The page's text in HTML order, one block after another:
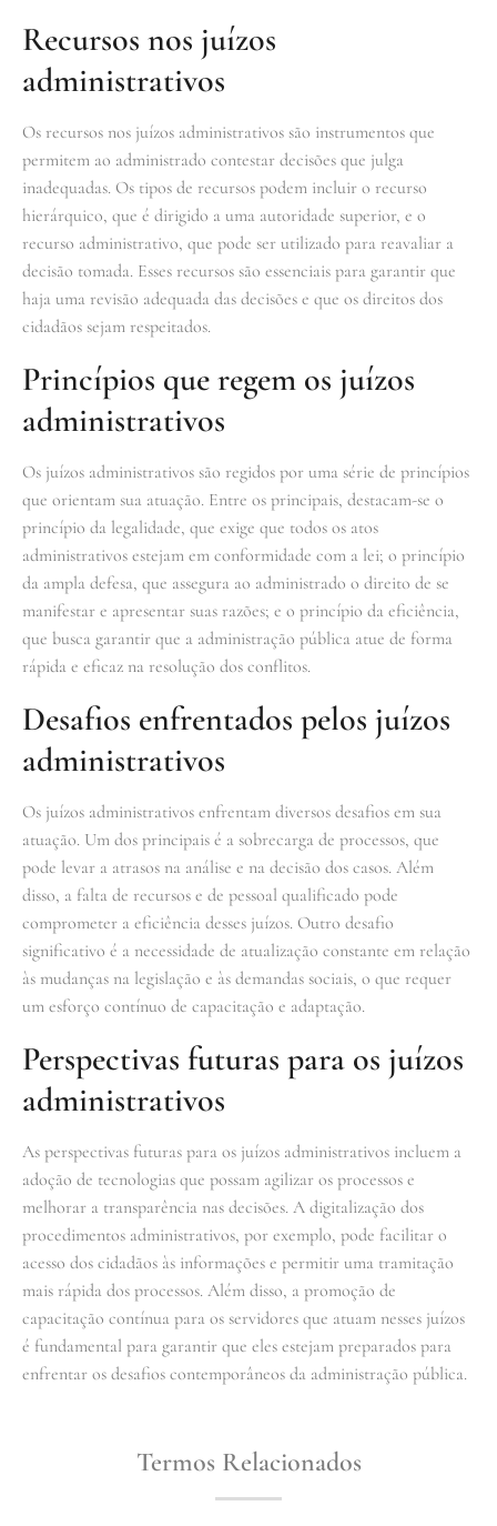
Recursos nos juízos
administrativos
Os recursos nos juízos administrativos são instrumentos que
permitem ao administrado contestar decisões que julga
inadequadas. Os tipos de recursos podem incluir o recurso
hierárquico, que é dirigido a uma autoridade superior, e o
recurso administrativo, que pode ser utilizado para reavaliar a
decisão tomada. Esses recursos são essenciais para garantir que
haja uma revisão adequada das decisões e que os direitos dos
cidadãos sejam respeitados.
Princípios que regem os juízos
administrativos
Os juízos administrativos são regidos por uma série de princípios
que orientam sua atuação. Entre os principais, destacam-se o
princípio da legalidade, que exige que todos os atos
administrativos estejam em conformidade com a lei; o princípio
da ampla defesa, que assegura ao administrado o direito de se
manifestar e apresentar suas razões; e o princípio da eficiência,
que busca garantir que a administração pública atue de forma
rápida e eficaz na resolução dos conflitos.
Desafios enfrentados pelos juízos
administrativos
Os juízos administrativos enfrentam diversos desafios em sua
atuação. Um dos principais é a sobrecarga de processos, que
pode levar a atrasos na análise e na decisão dos casos. Além
disso, a falta de recursos e de pessoal qualificado pode
comprometer a eficiência desses juízos. Outro desafio
significativo é a necessidade de atualização constante em relação
às mudanças na legislação e às demandas sociais, o que requer
um esforço contínuo de capacitação e adaptação.
Perspectivas futuras para os juízos
administrativos
As perspectivas futuras para os juízos administrativos incluem a
adoção de tecnologias que possam agilizar os processos e
melhorar a transparência nas decisões. A digitalização dos
procedimentos administrativos, por exemplo, pode facilitar o
acesso dos cidadãos às informações e permitir uma tramitação
mais rápida dos processos. Além disso, a promoção de
capacitação contínua para os servidores que atuam nesses juízos
é fundamental para garantir que eles estejam preparados para
enfrentar os desafios contemporâneos da administração pública.
Termos Relacionados